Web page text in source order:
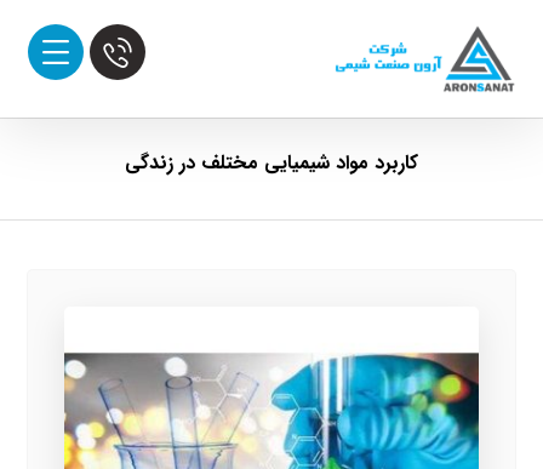
کاربرد مواد شیمیایی مختلف در زندگی